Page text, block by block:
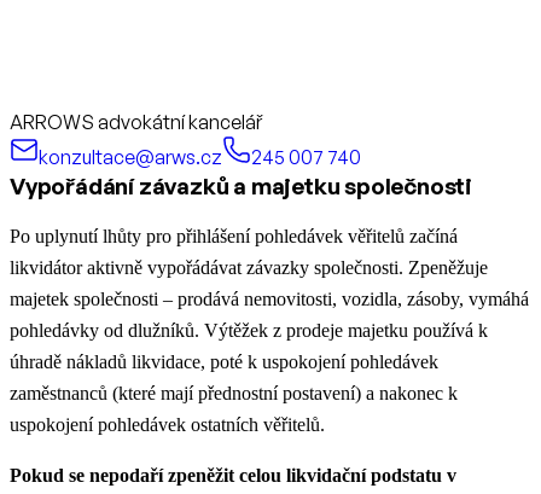
ARROWS advokátní kancelář
konzultace@arws.cz
245 007 740
Vypořádání závazků a majetku společnosti
Po uplynutí lhůty pro přihlášení pohledávek věřitelů začíná
likvidátor aktivně vypořádávat závazky společnosti. Zpeněžuje
majetek společnosti – prodává nemovitosti, vozidla, zásoby, vymáhá
pohledávky od dlužníků. Výtěžek z prodeje majetku používá k
úhradě nákladů likvidace, poté k uspokojení pohledávek
zaměstnanců (které mají přednostní postavení) a nakonec k
uspokojení pohledávek ostatních věřitelů.​
Pokud se nepodaří zpeněžit celou likvidační podstatu v